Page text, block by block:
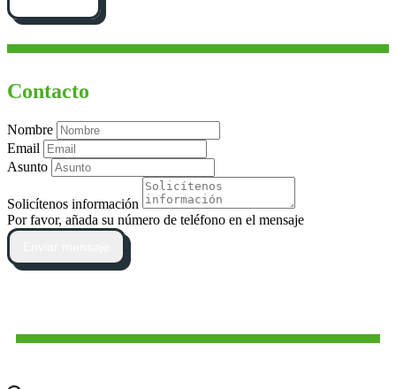
Contacto
Nombre
Email
Asunto
Solicítenos información
Por favor, añada su número de teléfono en el mensaje